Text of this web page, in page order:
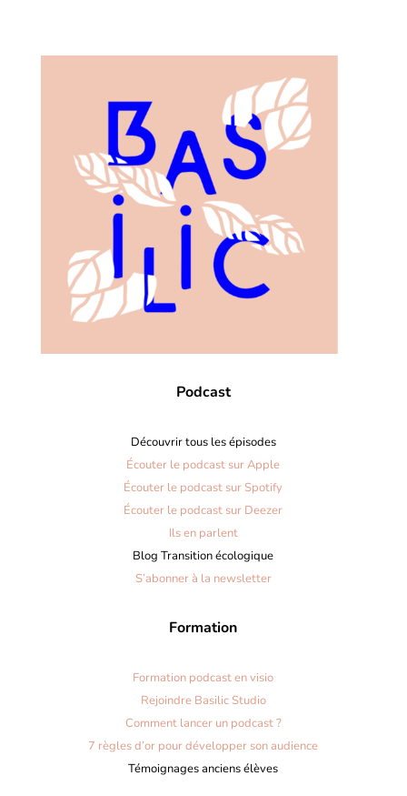
Podcast
Découvrir tous les épisodes
Écouter le podcast sur Apple
Écouter le podcast sur Spotify
Écouter le podcast sur Deezer
Ils en parlent
Blog Transition écologique
S’abonner à la newsletter
Formation
Formation podcast en visio
Rejoindre Basilic Studio
Comment lancer un podcast ?
7 règles d’or pour développer son audience
Témoignages anciens élèves